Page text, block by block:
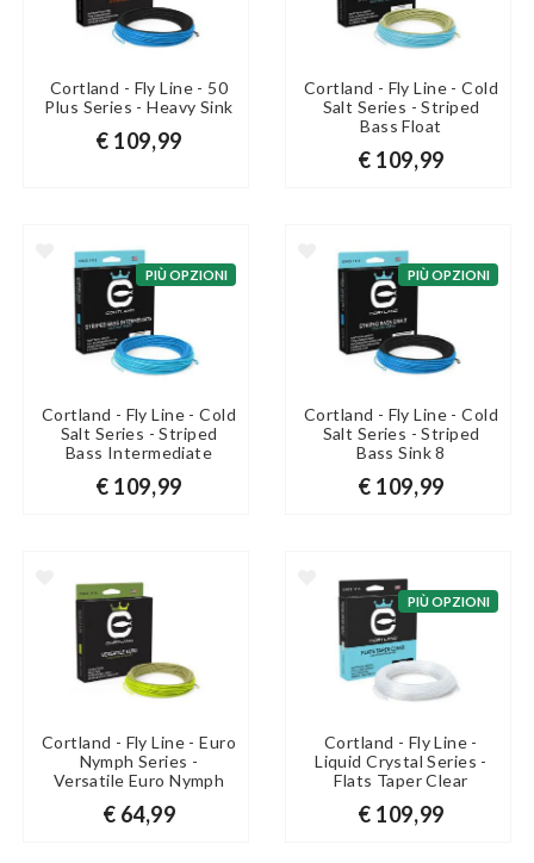
Cortland - Fly Line - 50
Plus Series - Heavy Sink
€ 109,99
Cortland - Fly Line - Cold
Salt Series - Striped
Bass Float
€ 109,99
PIÙ OPZIONI
Cortland - Fly Line - Cold
Salt Series - Striped
Bass Intermediate
€ 109,99
PIÙ OPZIONI
Cortland - Fly Line - Cold
Salt Series - Striped
Bass Sink 8
€ 109,99
Cortland - Fly Line - Euro
Nymph Series -
Versatile Euro Nymph
€ 64,99
PIÙ OPZIONI
Cortland - Fly Line -
Liquid Crystal Series -
Flats Taper Clear
€ 109,99